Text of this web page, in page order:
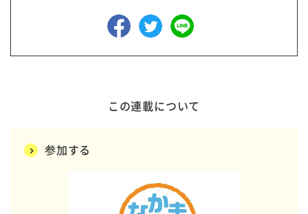
この連載について
参加する